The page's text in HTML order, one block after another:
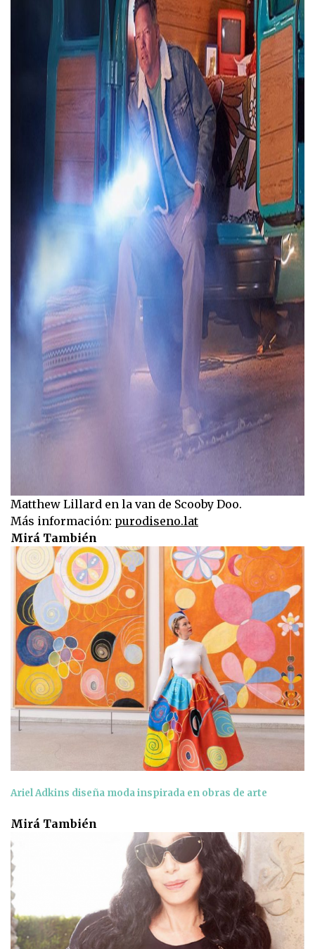
Matthew Lillard en la van de Scooby Doo.
Más información: purodiseno.lat
Mirá También
Ariel Adkins diseña moda inspirada en obras de arte
Mirá También